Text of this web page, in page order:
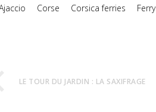
Corse Corsica ferries Ferry
LE TOUR DU JARDIN : LA SAXIFRAGE